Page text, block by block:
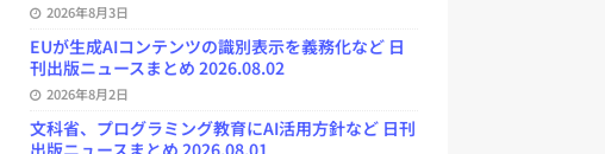
2026年8月3日
EUが生成AIコンテンツの識別表示を義務化など 日
刊出版ニュースまとめ 2026.08.02
2026年8月2日
文科省、プログラミング教育にAI活用方針など 日刊